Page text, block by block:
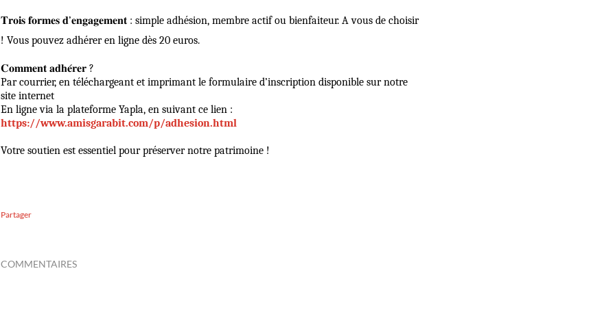
𝐓𝐫𝐨𝐢𝐬 𝐟𝐨𝐫𝐦𝐞𝐬 𝐝’𝐞𝐧𝐠𝐚𝐠𝐞𝐦𝐞𝐧𝐭 : simple adhésion, membre actif ou bienfaiteur. A vous de choisir
! Vous pouvez adhérer en ligne dès 20 euros.
𝐂𝐨𝐦𝐦𝐞𝐧𝐭 𝐚𝐝𝐡𝐞́𝐫𝐞𝐫 ?
Par courrier, en téléchargeant et imprimant le formulaire d’inscription disponible sur notre
site internet
​En ligne via la plateforme Yapla, en suivant ce lien :
https://www.amisgarabit.com/p/adhesion.html
Votre soutien est essentiel pour préserver notre patrimoine !
Partager
COMMENTAIRES